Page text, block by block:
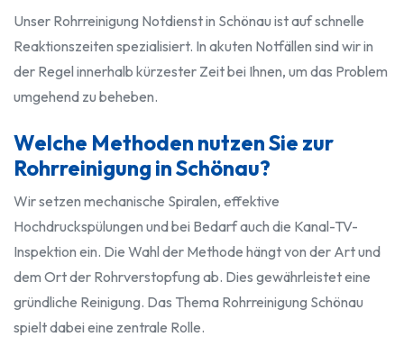
Unser Rohrreinigung Notdienst in Schönau ist auf schnelle
Reaktionszeiten spezialisiert. In akuten Notfällen sind wir in
der Regel innerhalb kürzester Zeit bei Ihnen, um das Problem
umgehend zu beheben.
Welche Methoden nutzen Sie zur
Rohrreinigung in Schönau?
Wir setzen mechanische Spiralen, effektive
Hochdruckspülungen und bei Bedarf auch die Kanal-TV-
Inspektion ein. Die Wahl der Methode hängt von der Art und
dem Ort der Rohrverstopfung ab. Dies gewährleistet eine
gründliche Reinigung. Das Thema Rohrreinigung Schönau
spielt dabei eine zentrale Rolle.